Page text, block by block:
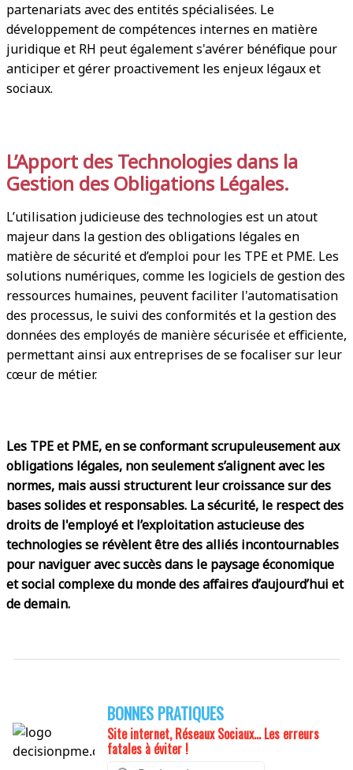
partenariats avec des entités spécialisées. Le
développement de compétences internes en matière
juridique et RH peut également s'avérer bénéfique pour
anticiper et gérer proactivement les enjeux légaux et
sociaux.
L’Apport des Technologies dans la
Gestion des Obligations Légales.
L’utilisation judicieuse des technologies est un atout
majeur dans la gestion des obligations légales en
matière de sécurité et d’emploi pour les TPE et PME. Les
solutions numériques, comme les logiciels de gestion des
ressources humaines, peuvent faciliter l'automatisation
des processus, le suivi des conformités et la gestion des
données des employés de manière sécurisée et efficiente,
permettant ainsi aux entreprises de se focaliser sur leur
cœur de métier.
Les TPE et PME, en se conformant scrupuleusement aux
obligations légales, non seulement s’alignent avec les
normes, mais aussi structurent leur croissance sur des
bases solides et responsables. La sécurité, le respect des
droits de l'employé et l’exploitation astucieuse des
technologies se révèlent être des alliés incontournables
pour naviguer avec succès dans le paysage économique
et social complexe du monde des affaires d’aujourd’hui et
de demain.
BONNES PRATIQUES
Site internet, Réseaux Sociaux... Les erreurs
fatales à éviter !